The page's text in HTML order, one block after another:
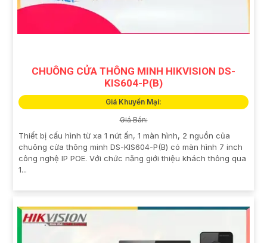
CHUÔNG CỬA THÔNG MINH HIKVISION DS-
KIS604-P(B)
Giá Khuyến Mại:
Giá Bán:
Thiết bị cấu hình từ xa 1 nút ấn, 1 màn hình, 2 nguồn của
chuông cửa thông minh DS-KIS604-P(B) có màn hình 7 inch
công nghệ IP POE. Với chức năng giới thiệu khách thông qua
1...